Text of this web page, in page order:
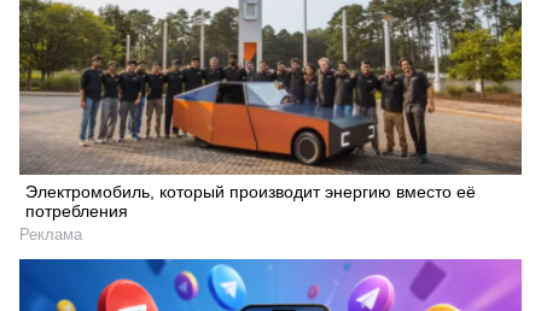
Электромобиль, который производит энергию вместо её
потребления
Реклама